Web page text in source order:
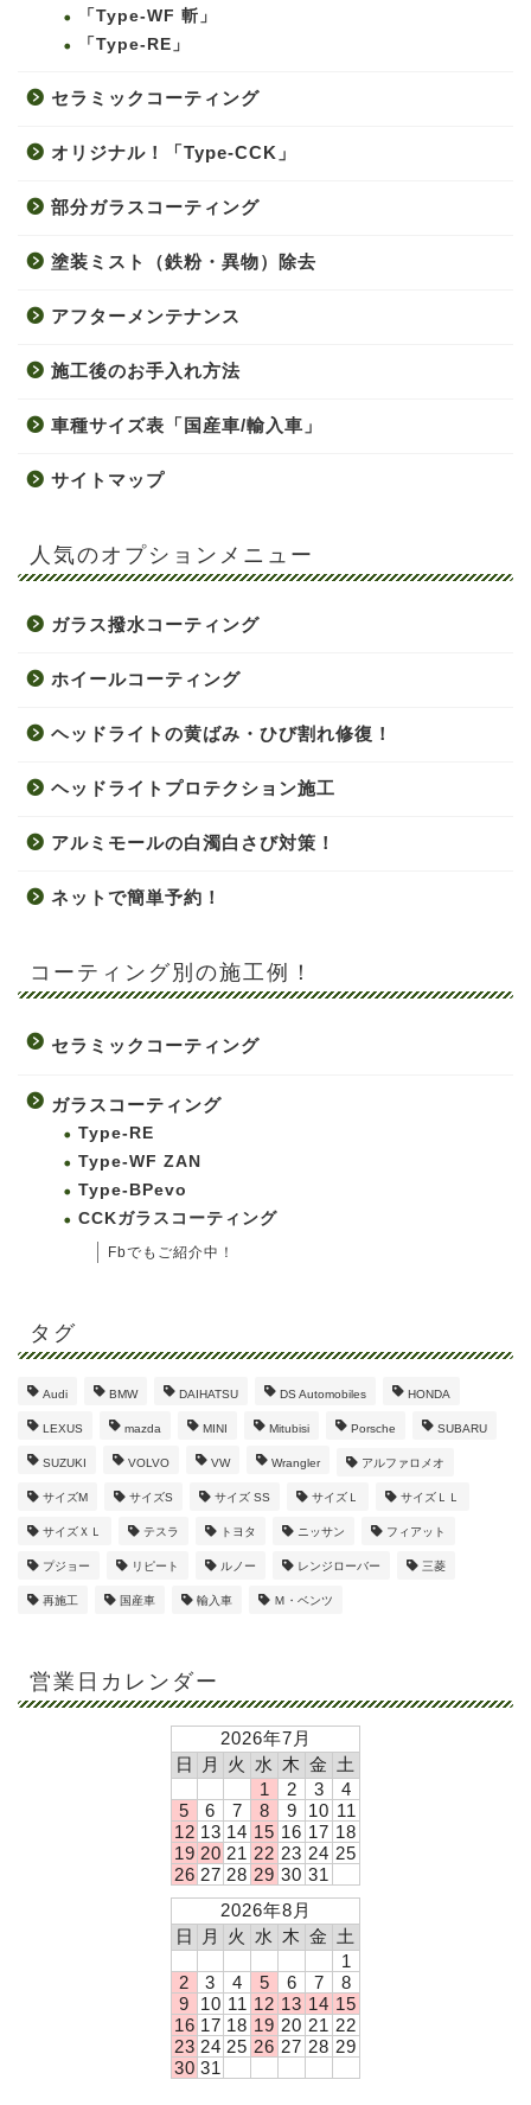
「Type-WF 斬」
「Type-RE」
セラミックコーティング
オリジナル！「Type-CCK」
部分ガラスコーティング
塗装ミスト（鉄粉・異物）除去
アフターメンテナンス
施工後のお手入れ方法
車種サイズ表「国産車/輸入車」
サイトマップ
人気のオプションメニュー
ガラス撥水コーティング
ホイールコーティング
ヘッドライトの黄ばみ・ひび割れ修復！
ヘッドライトプロテクション施工
アルミモールの白濁白さび対策！
ネットで簡単予約！
コーティング別の施工例！
セラミックコーティング
ガラスコーティング
Type-RE
Type-WF ZAN
Type-BPevo
CCKガラスコーティング
Fbでもご紹介中！
タグ
Audi BMW DAIHATSU DS Automobiles HONDA
LEXUS mazda MINI Mitubisi Porsche SUBARU
SUZUKI VOLVO VW Wrangler アルファロメオ
サイズM サイズS サイズ SS サイズＬ サイズＬＬ
サイズＸＬ テスラ トヨタ ニッサン フィアット
プジョー リピート ルノー レンジローバー 三菱
再施工 国産車 輸入車 Ｍ・ベンツ
営業日カレンダー
2026年7月
日
月 火 水 木 金 土
1
2 3
4
5
6 7 8 9 10 11
12 13 14 15 16 17 18
19 20 21 22 23 24 25
26 27 28 29 30 31
2026年8月
日
月 火 水 木 金 土
1
2
3 4 5 6 7
8
9
10 11 12 13 14 15
16 17 18 19 20 21 22
23 24 25 26 27 28 29
30 31